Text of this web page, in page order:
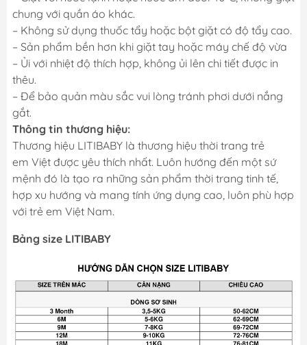
chung với quần áo khác.
– Không sử dụng thuốc tẩy hoặc bột giặt có độ tẩy cao.
– Sản phẩm bền hơn khi giặt tay hoặc máy chế độ vừa
– Ủi với nhiệt độ thích hợp, không ủi lên chi tiết được in
thêu.
– Để bảo quản màu sắc vui lòng tránh phơi dưới nắng
gắt.
Thông tin thương hiệu:
Thương hiệu LITIBABY là thương hiệu thời trang trẻ
em Việt được yêu thích nhất. Luôn hướng đến một sứ
mệnh đó là tạo ra những sản phẩm thời trang tinh tế,
hợp xu hướng và mang tính ứng dụng cao, luôn phù hợp
với trẻ em Việt Nam.
Bảng size LITIBABY